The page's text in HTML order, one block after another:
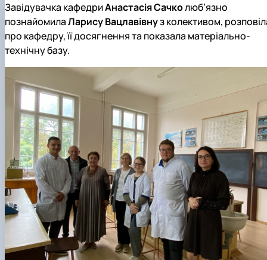
Завідувачка кафедриАнастасія Сачколюб’язно
познайомилаЛарису Вацлавівнуз колективом,
про кафедру, її досягнення та показала матеріально-
технічну базу.